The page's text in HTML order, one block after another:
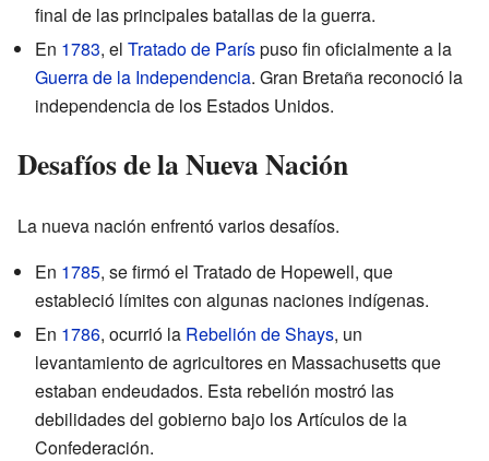
final de las principales batallas de la guerra.
En 1783, el Tratado de Paríspuso fin oficialmente a la
Guerra de la Independencia. Gran Bretaña reconoció la
independencia de los Estados Unidos.
Desafíos de la Nueva Nación
La nueva nación enfrentó varios desafíos.
En 1785, se firmó el Tratado de Hopewell, que
estableció límites con algunas naciones indígenas.
En 1786, ocurrió la Rebelión de Shays, un
levantamiento de agricultores en Massachusetts que
estaban endeudados. Esta rebelión mostró las
debilidades del gobierno bajo los Artículos de la
Confederación.